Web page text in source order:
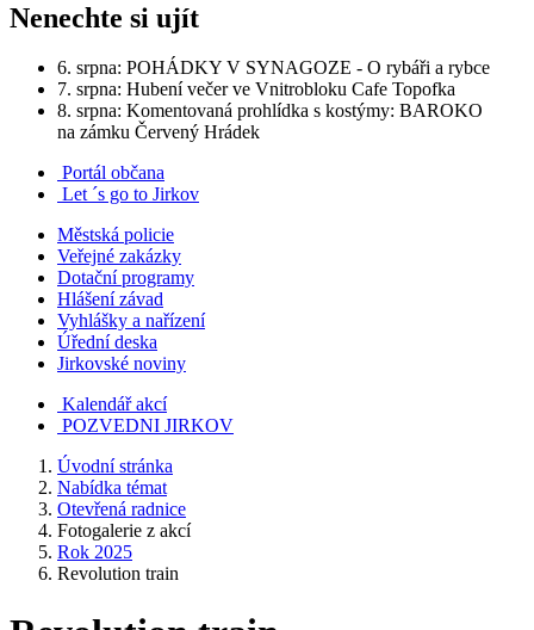
Nenechte si ujít
6. srpna: POHÁDKY V SYNAGOZE - O rybáři a rybce
7. srpna: Hubení večer ve Vnitrobloku Cafe Topofka
8. srpna: Komentovaná prohlídka s kostýmy: BAROKO
na zámku Červený Hrádek
Portál občana
Let ´s go to Jirkov
Městská policie
Veřejné zakázky
Dotační programy
Hlášení závad
Vyhlášky a nařízení
Úřední deska
Jirkovské noviny
Kalendář akcí
POZVEDNI JIRKOV
Úvodní stránka
Nabídka témat
Otevřená radnice
Fotogalerie z akcí
Rok 2025
Revolution train